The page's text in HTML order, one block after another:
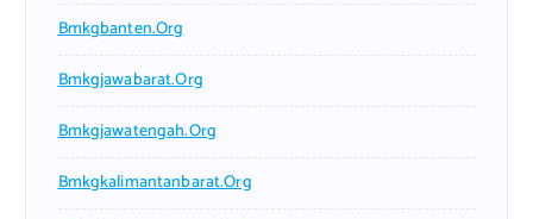
Bmkgbanten.org
Bmkgjawabarat.org
Bmkgjawatengah.org
Bmkgkalimantanbarat.org